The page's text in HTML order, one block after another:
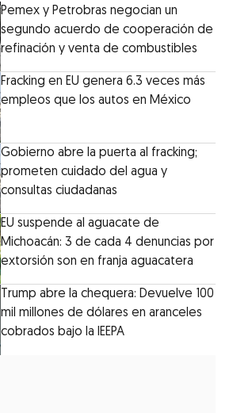
Pemex y Petrobras negocian un
segundo acuerdo de cooperación de
refinación y venta de combustibles
Fracking en EU genera 6.3 veces más
empleos que los autos en México
Gobierno abre la puerta al fracking;
prometen cuidado del agua y
consultas ciudadanas
EU suspende al aguacate de
Michoacán: 3 de cada 4 denuncias por
extorsión son en franja aguacatera
Trump abre la chequera: Devuelve 100
mil millones de dólares en aranceles
cobrados bajo la IEEPA